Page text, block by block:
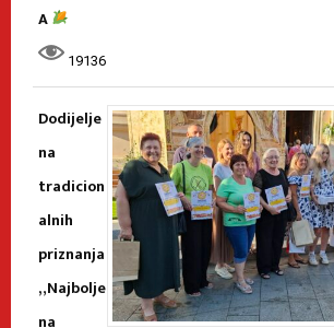
A
19136
Dodijelje
na
tradicion
alnih
priznanja
„Najbolje
na